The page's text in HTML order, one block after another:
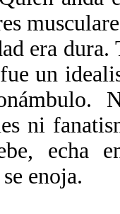
era
un
ni
echa
enoja.